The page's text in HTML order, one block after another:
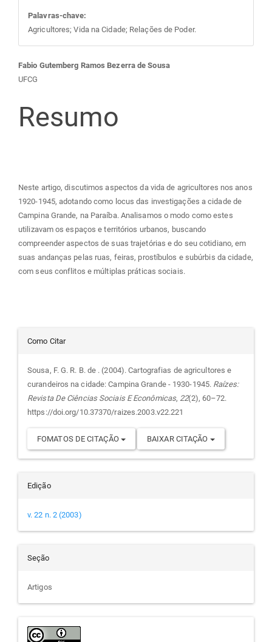
Palavras-chave:
Agricultores; Vida na Cidade; Relações de Poder.
Conteúdo
do
artigo
Fabio Gutemberg Ramos Bezerra de Sousa
UFCG
Resumo
Neste artigo, discutimos aspectos da vida de agricultores nos anos
1920-1945, adotando como locus das investigações a cidade de
Campina Grande, na Paraíba. Analisamos o modo como estes
utilizavam os espaços e territórios urbanos, buscando
compreender aspectos de suas trajetórias e do seu cotidiano, em
suas andanças pelas ruas, feiras, prostíbulos e subúrbis da cidade,
com seus conflitos e múltiplas práticas sociais.
Detalhes
do
artigo
Como Citar
Sousa, F. G. R. B. de . (2004). Cartografias de agricultores e
curandeiros na cidade: Campina Grande - 1930-1945. Raízes:
Revista De Ciências Sociais E Econômicas, 22(2), 60–72.
https://doi.org/10.37370/raizes.2003.v22.221
FOMATOS DE CITAÇÃO BAIXAR CITAÇÃO
Edição
v. 22 n. 2 (2003)
Seção
Artigos